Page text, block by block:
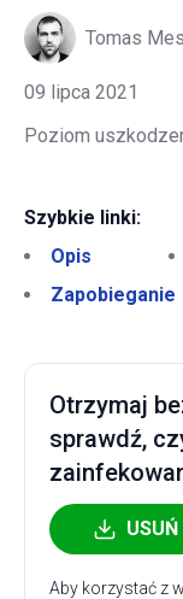
Tomas
09 lipca 2021
Poziom
Szybkie linki:
Opis
Zapobieganie
Otrzymaj
sprawdź,
Aby korzystać z